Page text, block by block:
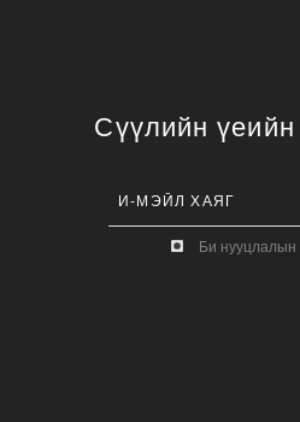
Сүүлийн
Би нууцлалын